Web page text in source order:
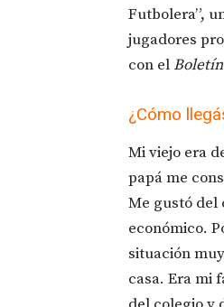
Futbolera”,
jugadores
con el
¿Cómo
Mi viejo era
papá me
Me gustó del
económico.
situación
casa. Era mi